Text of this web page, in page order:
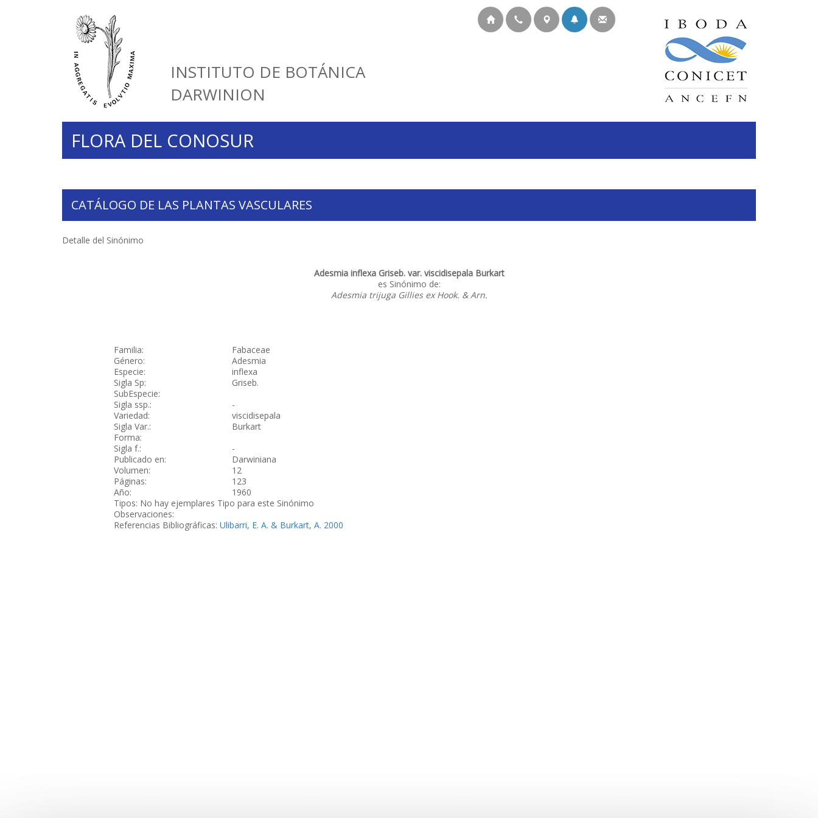
INSTITUTO DE BOTÁNICA
DARWINION
FLORA DEL CONOSUR
CATÁLOGO DE LAS PLANTAS VASCULARES
Detalle del Sinónimo
Adesmia inflexa Griseb. var. viscidisepala Burkart
es Sinónimo de:
Adesmia trijuga Gillies ex Hook. & Arn.
Familia:
Fabaceae
Género:
Adesmia
Especie:
inflexa
Sigla Sp:
Griseb.
SubEspecie:
Sigla ssp.:
-
Variedad:
viscidisepala
Sigla Var.:
Burkart
Forma:
Sigla f.:
-
Publicado en:
Darwiniana
Volumen:
12
Páginas:
123
Año:
1960
Tipos: No hay ejemplares Tipo para este Sinónimo
Observaciones:
Referencias Bibliográficas: Ulibarri, E. A. & Burkart, A. 2000